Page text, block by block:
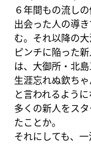
６年間もの流し
出会った人の導
む。それ以降の大
ピンチに陥った
は、大御所・北
生涯忘れぬ欽ち
と言われるよう
多くの新人をス
たことか。
それにしても、